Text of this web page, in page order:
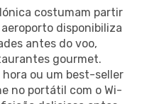
costumam partir
disponibiliza
antes do voo,
gourmet.
ou um best-seller
no portátil com o Wi-